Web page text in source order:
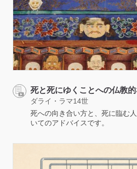
死と死にゆくことへの仏教
ダライ・ラマ14世
死への向き合い方と、死に臨む
いてのアドバイスです。